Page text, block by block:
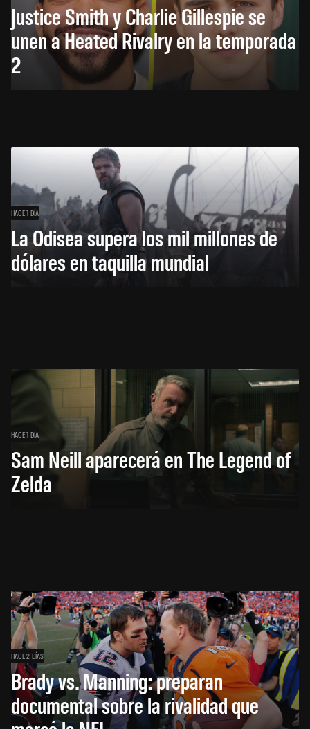
Justice Smith y Charlie Gillespie se
unen a Heated Rivalry en la temporada
2
HACE 1 DÍA
La Odisea supera los mil millones de
dólares en taquilla mundial
HACE 1 DÍA
Sam Neill aparecerá en The Legend of
Zelda
HACE 2 DÍAS
Brady vs. Manning: preparan
documental sobre la rivalidad que